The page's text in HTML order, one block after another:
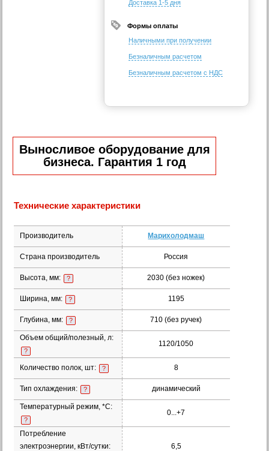
Доставка 1-5 дня
Формы оплаты
Наличными при получении
Безналичным расчетом
Безналичным расчетом с НДС
Выносливое оборудование для
бизнеса. Гарантия 1 год
Технические характеристики
Производитель Марихолодмаш
Страна производитель Россия
Высота, мм: ? 2030 (без ножек)
Ширина, мм: ? 1195
Глубина, мм: ? 710 (без ручек)
Объем общий/полезный, л:
?
1120/1050
Количество полок, шт: ? 8
Тип охлаждения: ? динамический
Температурный режим, *С:
?
0...+7
Потребление
электроэнергии, кВт/сутки:
6,5